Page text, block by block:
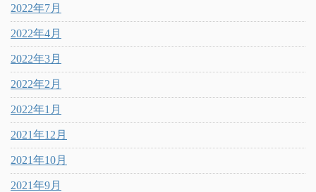
2022年7月
2022年4月
2022年3月
2022年2月
2022年1月
2021年12月
2021年10月
2021年9月